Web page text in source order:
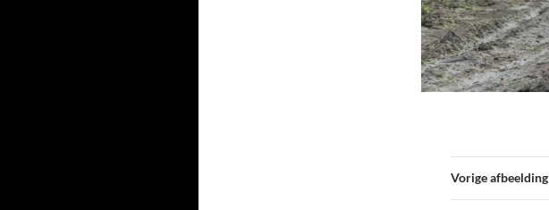
Vorige afbeelding